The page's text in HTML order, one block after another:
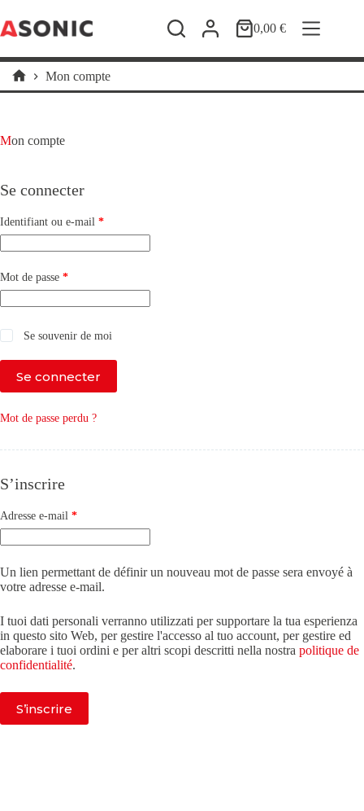
au
contenu
Panier0,00€
Accueil
Mon compte
Mon compte
Se connecter
Identifiant ou e-mail *Obligatoire
Mot de passe *Obligatoire
Se souvenir de moi
Se connecter
Mot de passe perdu ?
S’inscrire
Adresse e-mail *Obligatoire
Un lien permettant de définir un nouveau mot de passe sera envoyé à
votre adresse e-mail.
I tuoi dati personali verranno utilizzati per supportare la tua esperienza
in questo sito Web, per gestire l'accesso al tuo account, per gestire ed
elaborare i tuoi ordini e per altri scopi descritti nella nostra politique de
confidentialité.
S’inscrire